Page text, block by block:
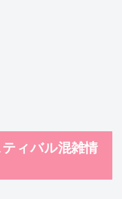
ィバル混雑情